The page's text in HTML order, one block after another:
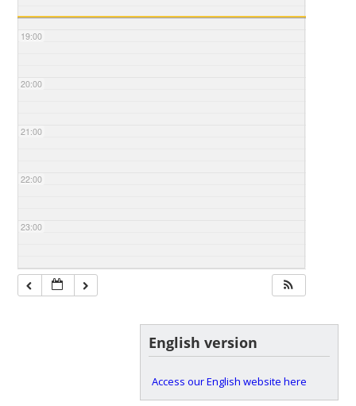
19:00
20:00
21:00
22:00
23:00
English version
Access our English website here